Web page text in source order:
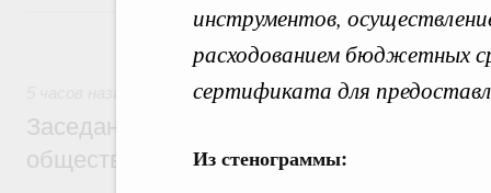
инструментов,
расходованием бюджетных
сертификата для
Из стенограммы:
Заседание Президиума Госсовета по
общественного транспорта